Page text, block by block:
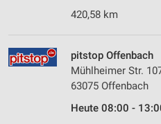
420,58 km
pitstop Offenbach
Mühlheimer Str.
63075 Offenbach
Heute 08:00 -
Verwendung reduzierter Daten
Erstellung von Profilen für
Werbung
personalisierter Werbung